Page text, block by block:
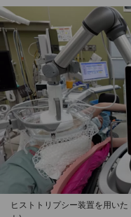
ヒストトリプシー装置を用い